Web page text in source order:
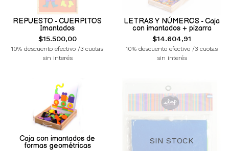
REPUESTO - CUERPITOS
Imantados
$15.500,00
10% descuento efectivo /3 cuotas
sin interés
LETRAS Y NÚMEROS - Caja
con imantados + pizarra
$14.604,91
10% descuento efectivo /3 cuotas
sin interés
Caja con imantados de
formas geométricas
SIN STOCK